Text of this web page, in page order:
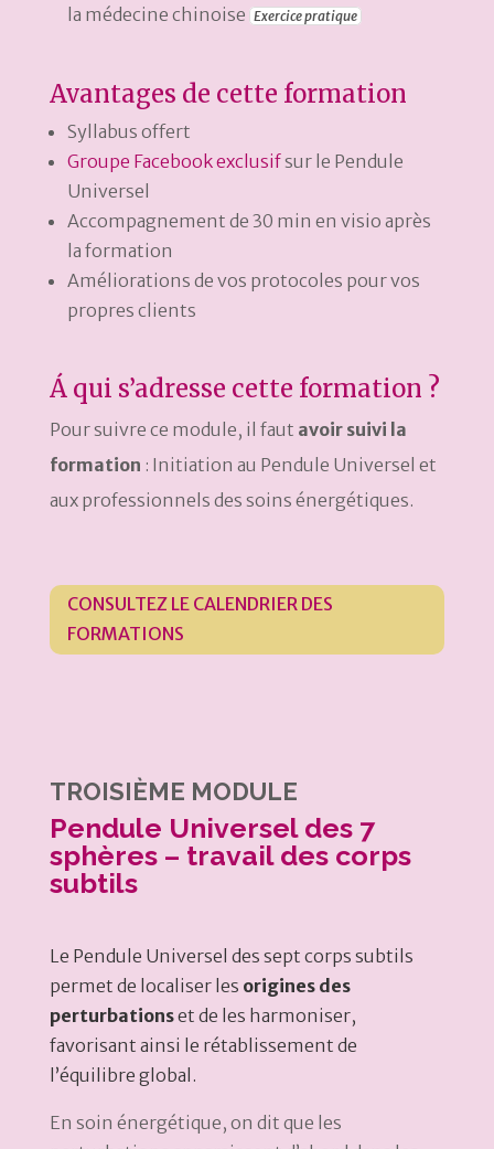
la médecine chinoise Exercice pratique
Avantages de cette formation
Syllabus offert
Groupe Facebook exclusifsur le Pendule
Universel
Accompagnement de 30 min en visio après
la formation
Améliorations de vos protocoles pour vos
propres clients
Á qui s’adresse cette formation ?
Pour suivre ce module, il faut avoir suivi la
formation : Initiation au Pendule Universel et
aux professionnels des soins énergétiques.
CONSULTEZ LE CALENDRIER DES
FORMATIONS
TROISIÈME MODULE
Pendule Universel des 7
sphères – travail des corps
subtils
Le Pendule Universel des sept corps subtils
permet de localiser les origines des
perturbationset de les harmoniser,
favorisant ainsi le rétablissement de
l’équilibre global.
En soin énergétique, on dit que les